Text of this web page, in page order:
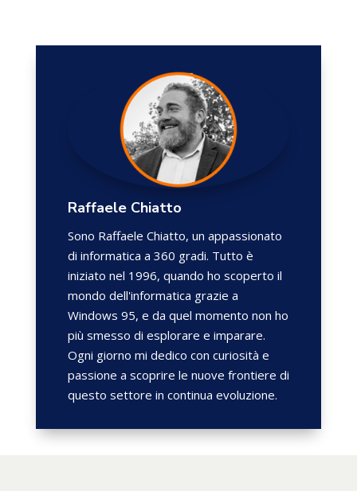
Raffaele Chiatto
Sono Raffaele Chiatto, un appassionato
di informatica a 360 gradi. Tutto è
iniziato nel 1996, quando ho scoperto il
mondo dell'informatica grazie a
Windows 95, e da quel momento non ho
più smesso di esplorare e imparare.
Ogni giorno mi dedico con curiosità e
passione a scoprire le nuove frontiere di
questo settore in continua evoluzione.